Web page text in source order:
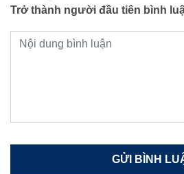
Trở thành người đầu tiên bình